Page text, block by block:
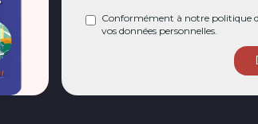
Conformément à notre politique
vos données personnelles.